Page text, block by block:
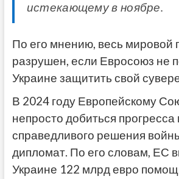
истекающему в ноябре.
По его мнению, весь мировой
разрушен, если Евросоюз не
Украине защитить свой
В 2024 году Европейскому
непросто добиться прогресса
справедливого решения
дипломат. По его словам, ЕС
Украине 122 млрд евро